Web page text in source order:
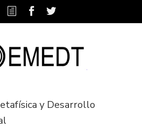
y Desarrollo